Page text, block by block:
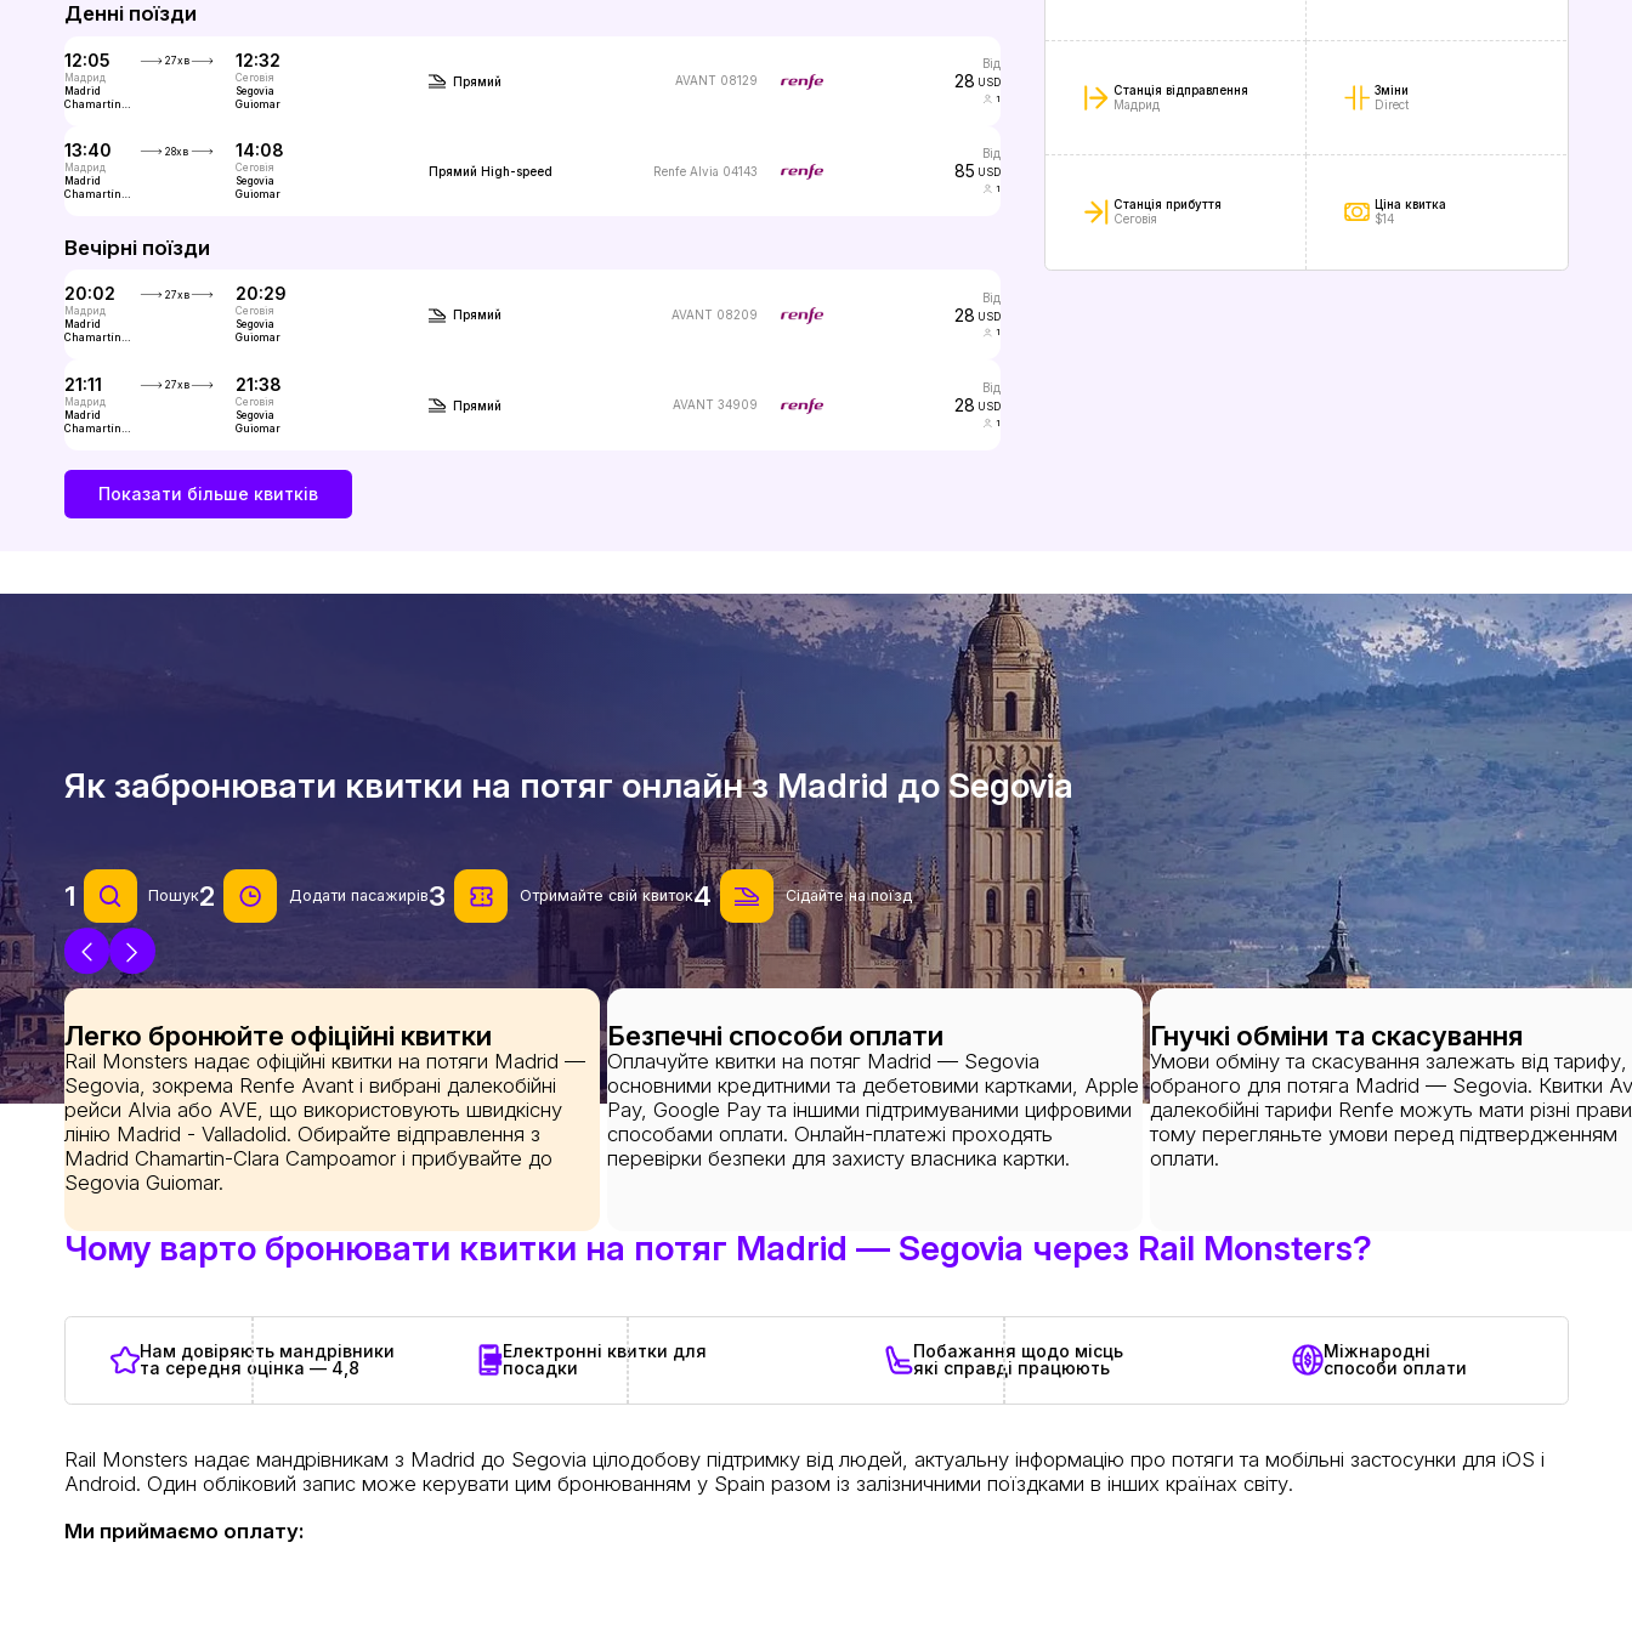
Денні поїзди
12:05
Мадрид
Madrid
Chamartín
27хв 12:32
Сеговія
Segovia
Guiomar
Прямий AVANT 08129
від
28 USD
1
13:40
Мадрид
Madrid
Chamartín
28хв 14:08
Сеговія
Segovia
Guiomar
Прямий High-speed Renfe Alvia 04143
від
85 USD
1
Вечірні поїзди
20:02
Мадрид
Madrid
Chamartín
27хв 20:29
Сеговія
Segovia
Guiomar
Прямий AVANT 08209
від
28 USD
1
21:11
Мадрид
Madrid
Chamartín
27хв 21:38
Сеговія
Segovia
Guiomar
Прямий AVANT 34909
від
28 USD
1
Показати більше квитків
Станція відправлення
Мадрид
Зміни
Direct
Станція прибуття
Сеговія
Ціна квитка
$14
Як забронювати квитки на потяг онлайн з Madrid до Segovia
1 Пошук2 Додати пасажирів3 Отримайте свій квиток4 Сідайте на поїзд
Легко бронюйте офіційні квитки
Rail Monsters надає офіційні квитки на потяги Madrid —
Segovia, зокрема Renfe Avant і вибрані далекобійні
рейси Alvia або AVE, що використовують швидкісну
лінію Madrid - Valladolid. Обирайте відправлення з
Madrid Chamartin-Clara Campoamor і прибувайте до
Segovia Guiomar.
Безпечні способи оплати
Оплачуйте квитки на потяг Madrid — Segovia
основними кредитними та дебетовими картками, Apple
Pay, Google Pay та іншими підтримуваними цифровими
способами оплати. Онлайн-платежі проходять
перевірки безпеки для захисту власника картки.
Гнучкі обміни та скасування
Умови обміну та скасування залежать від тарифу,
обраного для потяга Madrid — Segovia. Квитки
далекобійні тарифи Renfe можуть мати різні
тому перегляньте умови перед підтвердженням
оплати.
Чому варто бронювати квитки на потяг Madrid — Segovia через Rail Monsters?
Нам довіряють мандрівники
та середня оцінка — 4,8
Електронні квитки для
посадки
Побажання щодо місць
які справді працюють
Міжнародні
способи оплати
Rail Monsters надає мандрівникам з Madrid до Segovia цілодобову підтримку від людей, актуальну інформацію про потяги та мобільні застосунки для iOS і
Android. Один обліковий запис може керувати цим бронюванням у Spain разом із залізничними поїздками в інших країнах світу.
Ми приймаємо оплату: